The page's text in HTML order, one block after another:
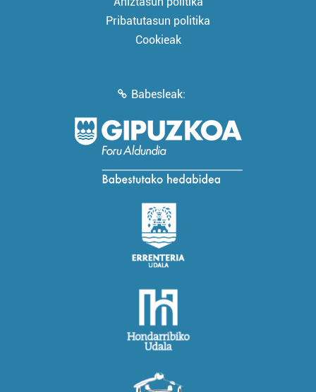
Pribatutasun politika
Cookieak
Babesleak: